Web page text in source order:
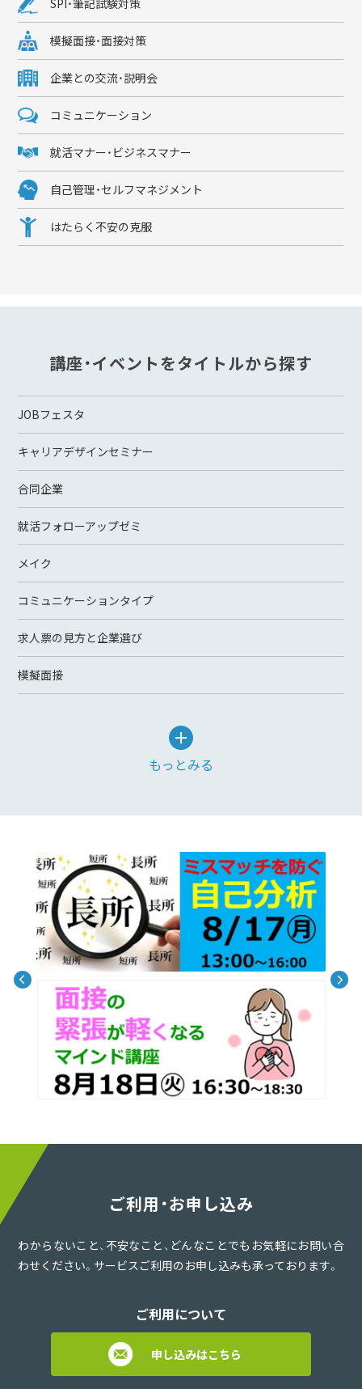
模擬面接・面接対策
企業との交流・説明会
コミュニケーション
就活マナー・ビジネスマナー
自己管理・セルフマネジメント
はたらく不安の克服
講座・イベントをタイトルから探す
JOBフェスタ
キャリアデザインセミナー
合同企業
就活フォローアップゼミ
メイク
コミュニケーションタイプ
求人票の見方と企業選び
模擬面接
もっとみる
ご利用・お申し込み
わからないこと、不安なこと、どんなことでもお気軽にお問い合
わせください。サービスご利用のお申し込みも承っております。
ご利用について
申し込みはこちら